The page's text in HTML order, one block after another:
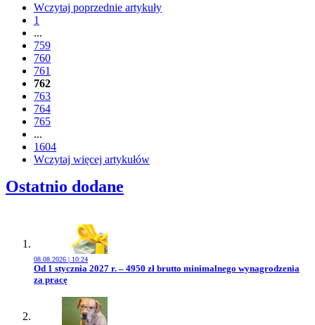
Wczytaj poprzednie artykuły
1
...
759
760
761
762
763
764
765
...
1604
Wczytaj więcej artykułów
Ostatnio dodane
08.08.2026 | 10:24
Przejdź do artykułu:
Od 1 stycznia 2027 r. – 4950 zł brutto minimalnego wynagrodzenia
za pracę